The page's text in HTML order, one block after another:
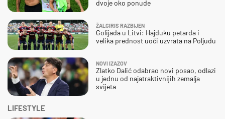
dvoje oko ponude
ŽALGIRIS RAZBIJEN
Golijada u Litvi: Hajduku petarda i
velika prednost uoči uzvrata na Poljudu
NOVI IZAZOV
Zlatko Dalić odabrao novi posao, odlazi
u jednu od najatraktivnijih zemalja
svijeta
LIFESTYLE